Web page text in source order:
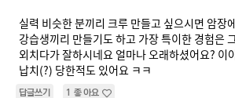
실력 비슷한 분끼리 크루 만들고 싶으시면 암장
강습생끼리 만들기도 하고 가장 특이한 경험은
외치다가 잘하시네요 얼마나 오래하셨어요? 이
납치(?) 당한적도 있어요 ㅋㅋ
답글쓰기 1 좋아요